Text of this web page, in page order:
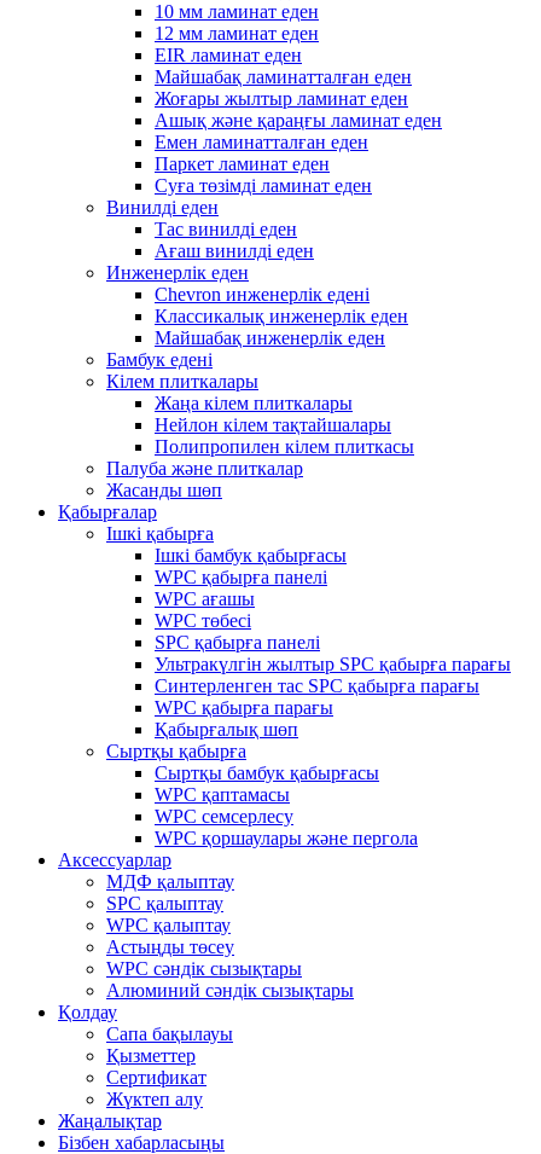
10 мм ламинат еден
12 мм ламинат еден
EIR ламинат еден
Майшабақ ламинатталған еден
Жоғары жылтыр ламинат еден
Ашық және қараңғы ламинат еден
Емен ламинатталған еден
Паркет ламинат еден
Суға төзімді ламинат еден
Винилді еден
Тас винилді еден
Ағаш винилді еден
Инженерлік еден
Chevron инженерлік едені
Классикалық инженерлік еден
Майшабақ инженерлік еден
Бамбук едені
Кілем плиткалары
Жаңа кілем плиткалары
Нейлон кілем тақтайшалары
Полипропилен кілем плиткасы
Палуба және плиткалар
Жасанды шөп
Қабырғалар
Ішкі қабырға
Ішкі бамбук қабырғасы
WPC қабырға панелі
WPC ағашы
WPC төбесі
SPC қабырға панелі
Ультракүлгін жылтыр SPC қабырға парағы
Синтерленген тас SPC қабырға парағы
WPC қабырға парағы
Қабырғалық шөп
Сыртқы қабырға
Сыртқы бамбук қабырғасы
WPC қаптамасы
WPC семсерлесу
WPC қоршаулары және пергола
Аксессуарлар
МДФ қалыптау
SPC қалыптау
WPC қалыптау
Астыңды төсеу
WPC сәндік сызықтары
Алюминий сәндік сызықтары
Қолдау
Сапа бақылауы
Қызметтер
Сертификат
Жүктеп алу
Жаңалықтар
Бізбен хабарласыңы